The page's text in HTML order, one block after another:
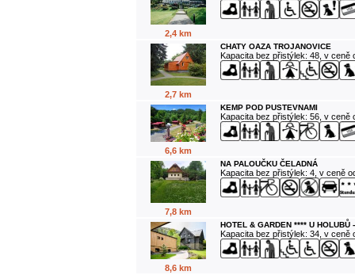
2,4 km
2,7 km
CHATY OAZA TROJANOVICE
Kapacita bez přistýlek: 48, v ceně
6,6 km
KEMP POD PUSTEVNAMI
Kapacita bez přistýlek: 56, v ceně
7,8 km
NA PALOUČKU ČELADNÁ
Kapacita bez přistýlek: 4, v ceně
8,6 km
HOTEL & GARDEN **** U HOLUBŮ
Kapacita bez přistýlek: 34, v ceně